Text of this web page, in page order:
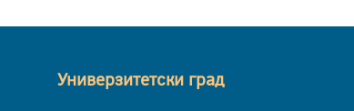
Универзитетски град